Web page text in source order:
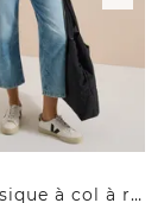
Blazer basique à col à revers et boutons